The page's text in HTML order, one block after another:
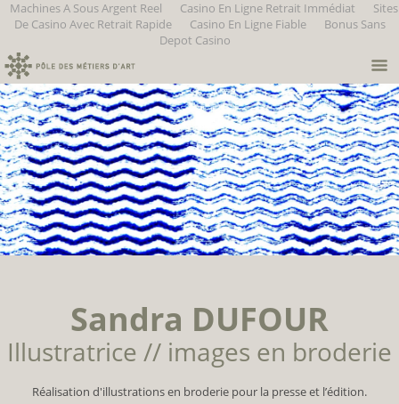
Machines A Sous Argent Reel Casino En Ligne Retrait Immédiat
Sites
De Casino Avec Retrait Rapide
Casino En Ligne Fiable
Bonus Sans
Depot Casino
Sandra DUFOUR
Illustratrice // images en broderie
Réalisation d'illustrations en broderie pour la presse et l’édition.